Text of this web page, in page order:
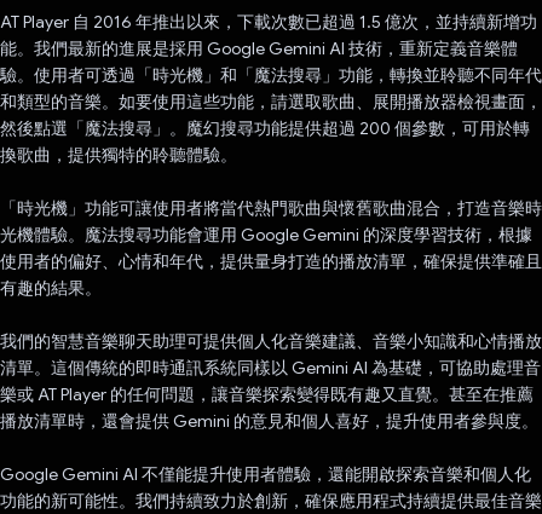
AT Player 自 2016 年推出以來，下載次數已超過 1.5 億次，並持續新增功
能。我們最新的進展是採用 Google Gemini AI 技術，重新定義音樂體
驗。使用者可透過「時光機」和「魔法搜尋」功能，轉換並聆聽不同年代
和類型的音樂。如要使用這些功能，請選取歌曲、展開播放器檢視畫面，
然後點選「魔法搜尋」。魔幻搜尋功能提供超過 200 個參數，可用於轉
換歌曲，提供獨特的聆聽體驗。
「時光機」功能可讓使用者將當代熱門歌曲與懷舊歌曲混合，打造音樂時
光機體驗。魔法搜尋功能會運用 Google Gemini 的深度學習技術，根據
使用者的偏好、心情和年代，提供量身打造的播放清單，確保提供準確且
有趣的結果。
我們的智慧音樂聊天助理可提供個人化音樂建議、音樂小知識和心情播放
清單。這個傳統的即時通訊系統同樣以 Gemini AI 為基礎，可協助處理音
樂或 AT Player 的任何問題，讓音樂探索變得既有趣又直覺。甚至在推薦
播放清單時，還會提供 Gemini 的意見和個人喜好，提升使用者參與度。
Google Gemini AI 不僅能提升使用者體驗，還能開啟探索音樂和個人化
功能的新可能性。我們持續致力於創新，確保應用程式持續提供最佳音樂